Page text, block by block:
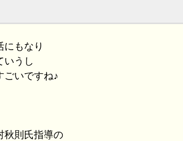
にもなり
いうし
ごいですね♪
秋則氏指導の